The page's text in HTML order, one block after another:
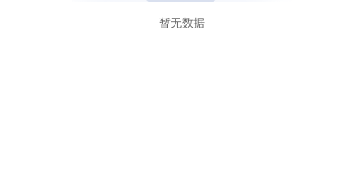
暂无数据